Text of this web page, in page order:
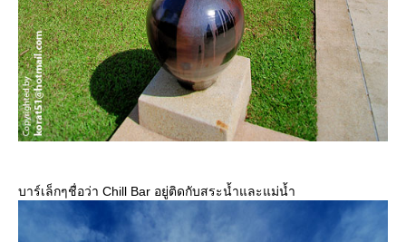
บาร์เล็กๆชื่อว่า Chill Bar อยู่ติดกับสระน้ำและแม่น้ำ